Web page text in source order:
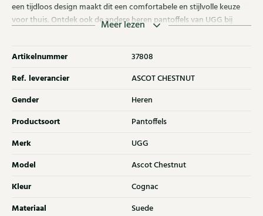
een tijdloos design maakt dit een comfortabele en stijlvolle keuze
voor thuis. Ontdek ook de andere heren pantoffels van UGG bij
Meer lezen
Artikelnummer 37808
Ref. leverancier ASCOT CHESTNUT
Gender Heren
Productsoort Pantoffels
Merk UGG
Model Ascot Chestnut
Kleur Cognac
Materiaal Suede